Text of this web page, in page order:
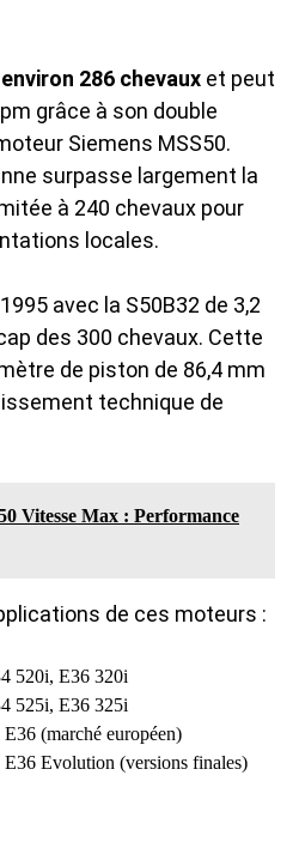
286 chevaux et peut
grâce à son double
Siemens MSS50.
surpasse largement la
à 240 chevaux pour
locales.
avec la S50B32 de 3,2
des 300 chevaux. Cette
de piston de 86,4 mm
technique de
Vitesse Max : Performance
de ces moteurs :
520i, E36 320i
525i, E36 325i
(marché européen)
Evolution (versions finales)